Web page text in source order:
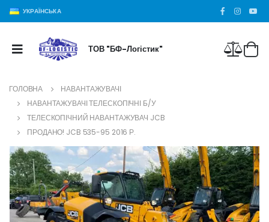
УКРАЇНСЬКА
ТОВ "БФ-Логістик"
ГОЛОВНА
НАВАНТАЖУВАЧІ
НАВАНТАЖУВАЧІ ТЕЛЕСКОПІЧНІ Б/У
ТЕЛЕСКОПІЧНИЙ НАВАНТАЖУВАЧ JCB
ПРОДАНО! JCB 535-95 2016 Р.